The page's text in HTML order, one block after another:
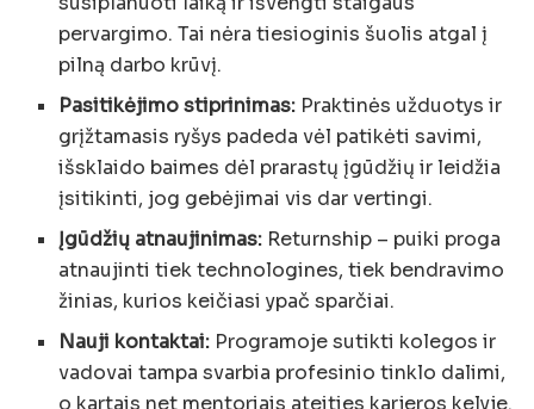
pervargimo. Tai nėra tiesioginis šuolis atgal į
pilną darbo krūvį.
Pasitikėjimo stiprinimas: Praktinės užduotys ir
grįžtamasis ryšys padeda vėl patikėti savimi,
išsklaido baimes dėl prarastų įgūdžių ir leidžia
įsitikinti, jog gebėjimai vis dar vertingi.
Įgūdžių atnaujinimas: Returnship – puiki proga
atnaujinti tiek technologines, tiek bendravimo
žinias, kurios keičiasi ypač sparčiai.
Nauji kontaktai: Programoje sutikti kolegos ir
vadovai tampa svarbia profesinio tinklo dalimi,
o kartais net mentoriais ateities karjeros kelyje.